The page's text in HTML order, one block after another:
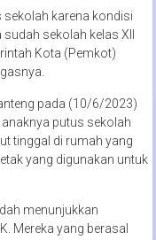
sekolah karena kondisi
sekolah kelas XII
Kota (Pemkot)
pada (10/6/2023)
putus sekolah
tinggal di rumah yang
yang digunakan untuk
menunjukkan
Mereka yang berasal